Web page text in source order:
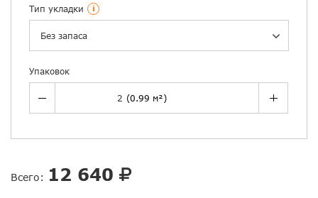
Тип укладки i
Без запаса
Упаковок
Всего: 12 640